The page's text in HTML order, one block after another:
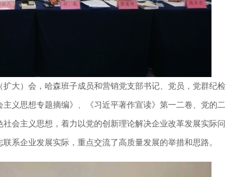
大）会，哈森班子成员和营销党支部书记、党员，党群纪
义思想专题摘编》、《习近平著作宣读》第一二卷、党的
会主义思想，着力以党的创新理论解决企业改革发展实际
系企业发展实际，重点交流了高质量发展的举措和思路。